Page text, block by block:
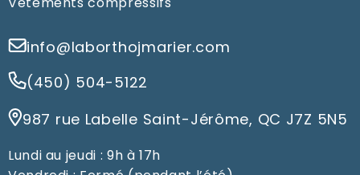
info@laborthojmarier.com
(450) 504-5122
987 rue Labelle Saint-Jérôme, QC J7Z 5N5
Lundi au jeudi : 9h à 17h